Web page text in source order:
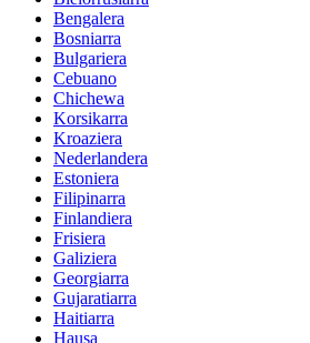
Bengalera
Bosniarra
Bulgariera
Cebuano
Chichewa
Korsikarra
Kroaziera
Nederlandera
Estoniera
Filipinarra
Finlandiera
Frisiera
Galiziera
Georgiarra
Gujaratiarra
Haitiarra
Hausa